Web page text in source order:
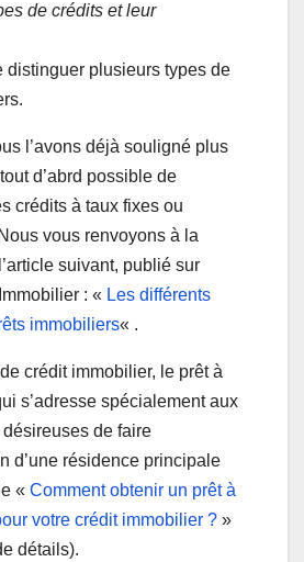
de crédits et leur
distinguer plusieurs types de
l’avons déjà souligné plus
d’abrd possible de
crédits à taux fixes ou
vous renvoyons à la
suivant, publié sur
: « Les différents
immobiliers« .
crédit immobilier, le prêt à
s’adresse spécialement aux
de faire
d’une résidence principale
« Comment obtenir un prêt à
votre crédit immobilier ? »
détails).